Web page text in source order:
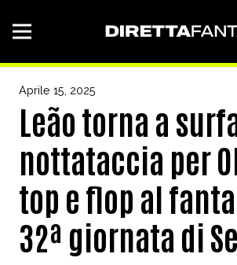
Aprile 15, 2025
Leão torna a
nottataccia per
top e flop al
32ª giornata di